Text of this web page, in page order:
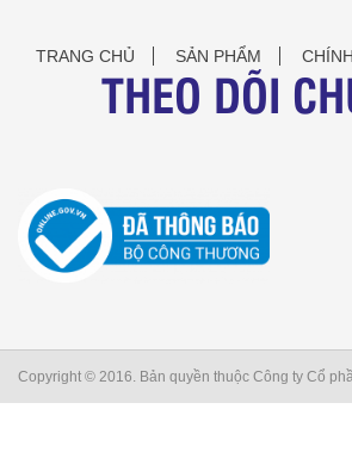
TRANG CHỦ SẢN PHẨM
THEO DÕI
Copyright © 2016. Bản quyền thuộc Công ty Cổ